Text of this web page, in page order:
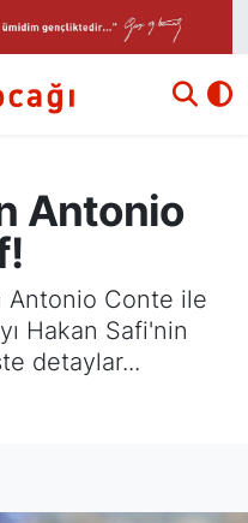
Antonio
Antonio Conte ile
Hakan Safi'nin
detaylar...
ve Fikstür